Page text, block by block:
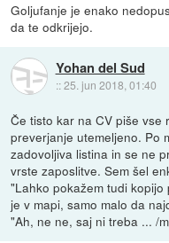
Goljufanje je enako
da te odkrijejo.
Yohan del Sud
::25. jun 2018, 01:40
Če tisto kar na CV piše vse
preverjanje utemeljeno. Po
zadovoljiva listina in se ne
vrste zaposlitve. Sem šel
"Lahko pokažem tudi
je v mapi, samo malo da
"Ah, ne ne, saj ni treba ... /